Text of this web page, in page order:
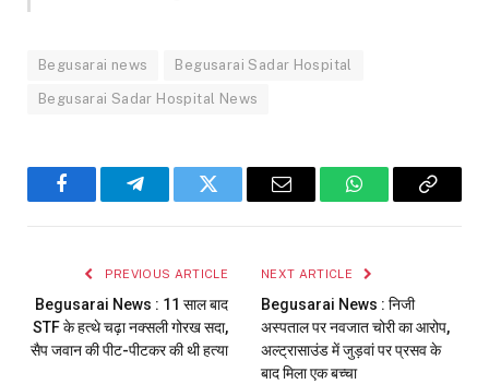
Begusarai news Begusarai Sadar Hospital
Begusarai Sadar Hospital News
FacebookTelegramTwitter Email WhatsAppCopy
PREVIOUS ARTICLE
Begusarai News : 11 साल बाद
STF के हत्थे चढ़ा नक्सली गोरख सदा,
सैप जवान की पीट-पीटकर की थी हत्या
NEXT ARTICLE
Begusarai News : निजी
अस्पताल पर नवजात चोरी का आरोप,
अल्ट्रासाउंड में जुड़वां पर प्रसव के
बाद मिला एक बच्चा